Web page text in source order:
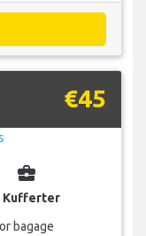
€45
business_center
Kufferter
bagage